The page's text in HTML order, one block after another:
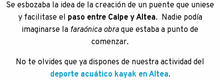
Se esbozaba la idea de la creación de un puente que uniese
y facilitase el paso entre Calpe y Altea. Nadie podía
imaginarse la faraónica obra que estaba a punto de
comenzar.
No te olvides que ya dispones de nuestra actividad del
deporte acuático kayak en Altea.